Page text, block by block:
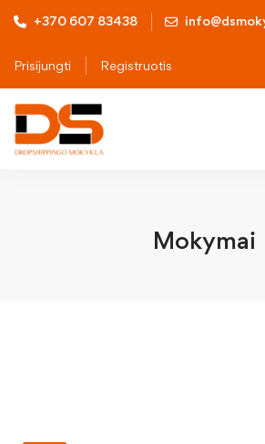
+370 607 83438
Prisijungti Registruotis
Mokymai